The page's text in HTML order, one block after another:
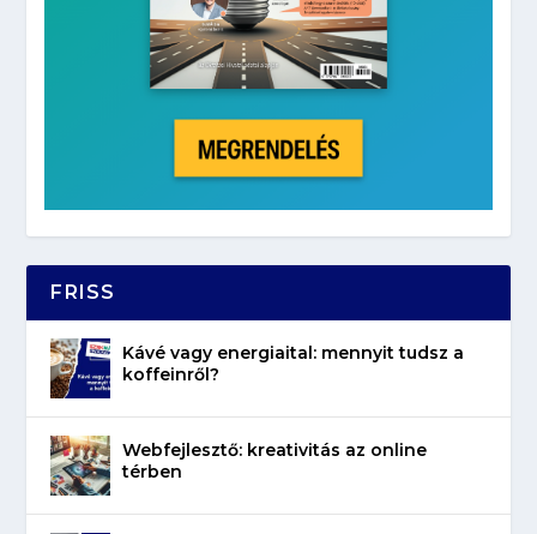
FRISS
Kávé vagy energiaital: mennyit tudsz a
koffeinről?
Webfejlesztő: kreativitás az online
térben